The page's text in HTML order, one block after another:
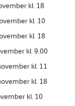
kl. 18
kl. 10
kl. 18
kl. 9.00
kl. 11
kl. 18
kl. 10